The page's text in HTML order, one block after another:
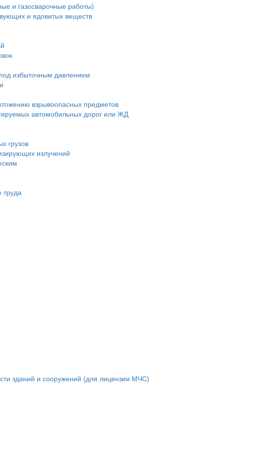
и газосварочные работы)
и ядовитых веществ
избыточным давлением
взрывоопасных предметов
автомобильных дорог или ЖД
грузов
излучений
труда
зданий и сооружений (для лицензии МЧС)